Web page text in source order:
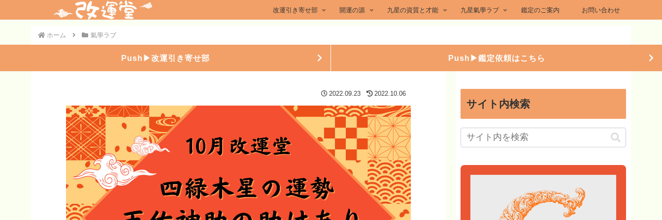
改運引き寄せ部 開運の源 九星の資質と才能 九星氣學ラブ 鑑定のご案内 お問い合わせ
ホーム 氣學ラブ
Push▶︎改運引き寄せ部 Push▶︎鑑定依頼はこちら
2022.09.23 2022.10.06
サイト内検索